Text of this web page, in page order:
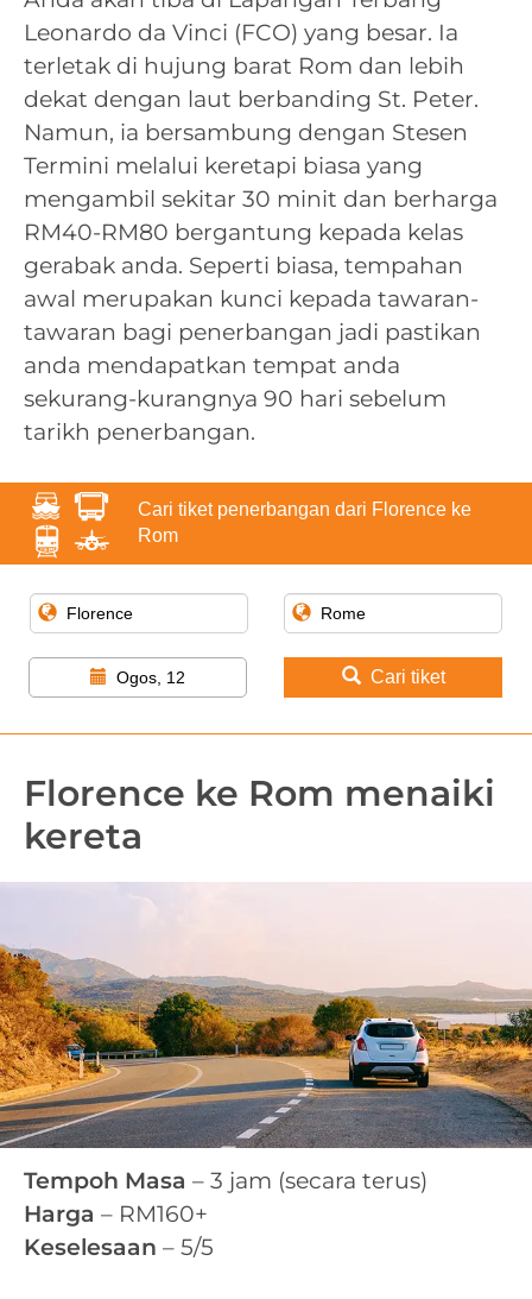
Leonardo da Vinci (FCO) yang besar. Ia
terletak di hujung barat Rom dan lebih
dekat dengan laut berbanding St. Peter.
Namun, ia bersambung dengan Stesen
Termini melalui keretapi biasa yang
mengambil sekitar 30 minit dan berharga
RM40-RM80 bergantung kepada kelas
gerabak anda. Seperti biasa, tempahan
awal merupakan kunci kepada tawaran-
tawaran bagi penerbangan jadi pastikan
anda mendapatkan tempat anda
sekurang-kurangnya 90 hari sebelum
tarikh penerbangan.
Cari tiket penerbangan dari Florence ke
Rom
Ogos, 12 Cari tiket
Florence ke Rom menaiki
kereta
Tempoh Masa – 3 jam (secara terus)
Harga – RM160+
Keselesaan – 5/5